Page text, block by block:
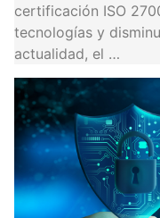
certificación ISO
tecnologías y
actualidad, el …